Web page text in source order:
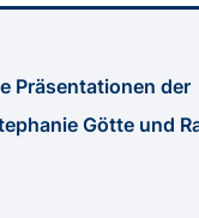
Präsentationen der
Götte und